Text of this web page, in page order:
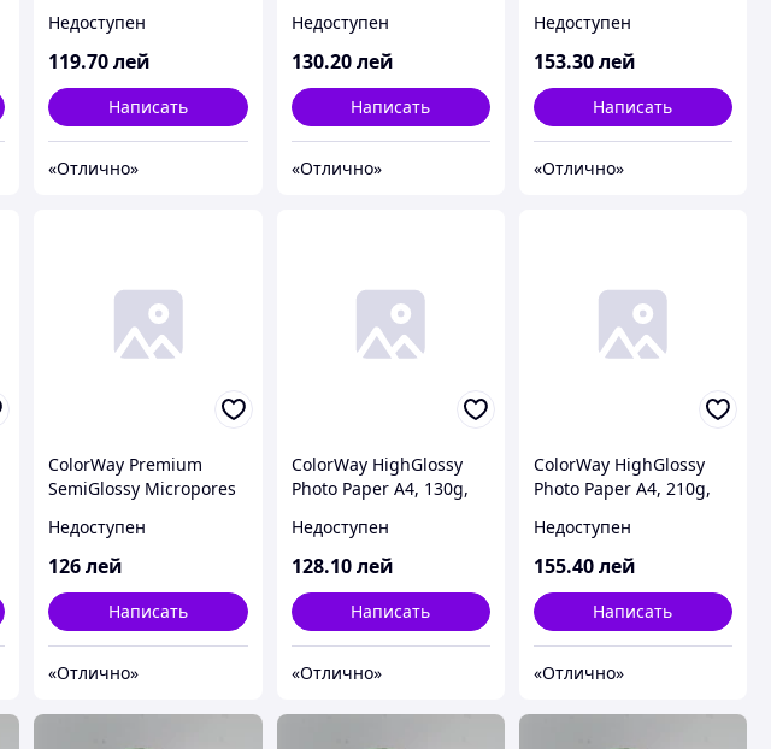
Недоступен
119.70лей
Написать
«Отлично»
(PMD220050A4)
Недоступен
130.20 лей
Написать
«Отлично»
50pcs (PMS1208050A4)
Недоступен
153.30лей
Написать
«Отлично»
ColorWay Premium
SemiGlossy Micropores
50pcs (PNG2550504R)
Недоступен
126лей
Написать
«Отлично»
ColorWay HighGlossy
Photo Paper A4, 130g,
Недоступен
128.10 лей
Написать
«Отлично»
ColorWay HighGlossy
Photo Paper A4, 210g,
Недоступен
155.40лей
Написать
«Отлично»